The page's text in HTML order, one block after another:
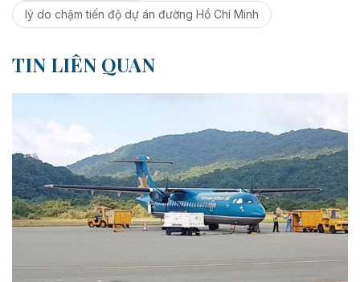
lý do chậm tiến độ dự án đường Hồ Chí Minh
TIN LIÊN QUAN